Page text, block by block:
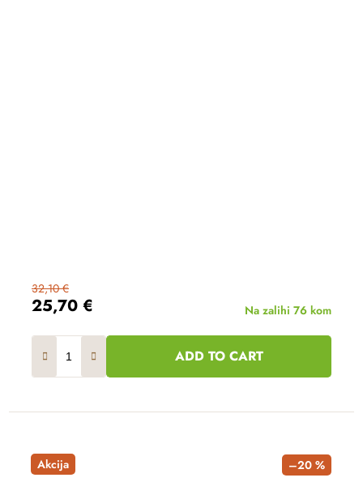
25,70 €
32,10 €
Na zalihi 76 kom
ADD TO CART
Akcija –20 %